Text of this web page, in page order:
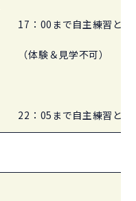
17：00まで自主練習と
（体験＆見学不可）
22：05まで自主練習と